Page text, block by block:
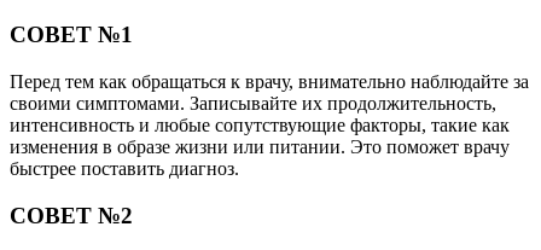
СОВЕТ №1
Перед тем как обращаться к врачу, внимательно наблюдайте за
своими симптомами. Записывайте их продолжительность,
интенсивность и любые сопутствующие факторы, такие как
изменения в образе жизни или питании. Это поможет врачу
быстрее поставить диагноз.
СОВЕТ №2